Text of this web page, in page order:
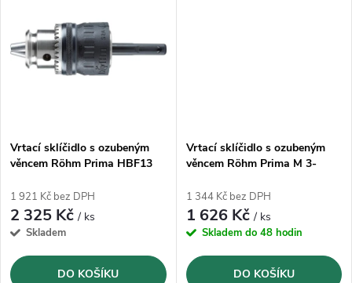
ů
ů
Vrtací sklíčidlo s ozubeným
věncem Röhm Prima HBF13
1 921 Kč bez DPH
2 325 Kč/ ks
Skladem
DO KOŠÍKU
Vrtací sklíčidlo s ozubeným
věncem Röhm Prima M 3-
1 344 Kč bez DPH
1 626 Kč/ ks
Skladem do 48 hodin
DO KOŠÍKU